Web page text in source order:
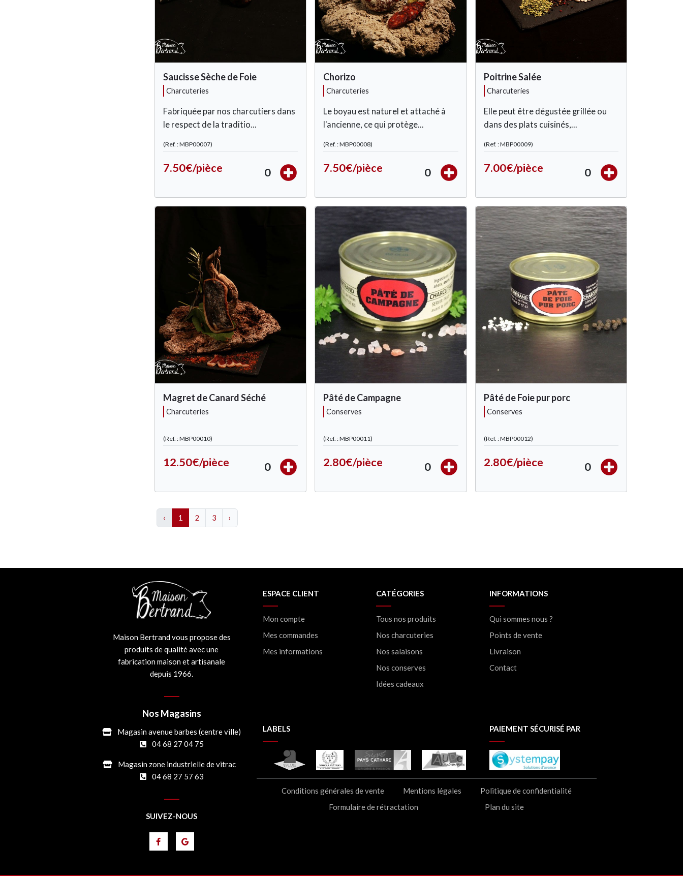
Saucisse Sèche de Foie
charcuteries
Fabriquée par nos charcutiers dans
le respect de la traditio...
(Ref. : MBP00007)
7.50€/pièce 0
Chorizo
charcuteries
Le boyau est naturel et attaché à
l'ancienne, ce qui protège...
(Ref. : MBP00008)
7.50€/pièce 0
Poitrine Salée
charcuteries
Elle peut être dégustée grillée ou
dans des plats cuisinés,...
(Ref. : MBP00009)
7.00€/pièce 0
Magret de Canard Séché
charcuteries
(Ref. : MBP00010)
12.50€/pièce 0
Pâté de Campagne
conserves
(Ref. : MBP00011)
2.80€/pièce 0
Pâté de Foie pur porc
conserves
(Ref. : MBP00012)
2.80€/pièce 0
‹ 1 2 3 ›
Maison Bertrand vous propose des
produits de qualité avec une
fabrication maison et artisanale
depuis 1966.
Nos Magasins
Magasin avenue barbes (centre ville)
04 68 27 04 75
Magasin zone industrielle de vitrac
04 68 27 57 63
SUIVEZ-NOUS
ESPACE CLIENT
Mon compte
Mes commandes
Mes informations
CATÉGORIES
Tous nos produits
Nos charcuteries
Nos salaisons
Nos conserves
Idées cadeaux
INFORMATIONS
Qui sommes nous ?
Points de vente
Livraison
Contact
LABELS PAIEMENT SÉCURISÉ PAR
Conditions générales de vente Mentions légales
Politique de confidentialité
Formulaire de rétractation
Plan du site